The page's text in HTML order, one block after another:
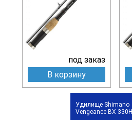
под заказ
В корзину
Удилище Shimano
Vengeance BX 330H